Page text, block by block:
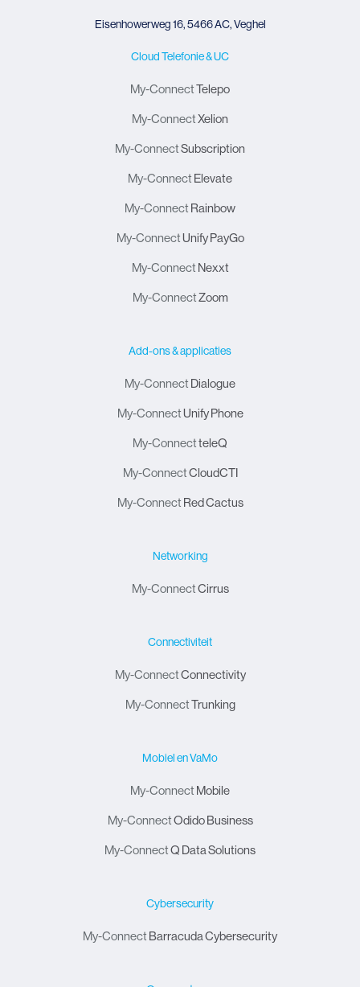
Eisenhowerweg 16, 5466 AC, Veghel
Cloud Telefonie & UC
My-ConnectTelepo
My-ConnectXelion
My-ConnectSubscription
My-Connect Elevate
My-Connect Rainbow
My-ConnectUnify PayGo
My-Connect Nexxt
My-ConnectZoom
Add-ons & applicaties
My-Connect Dialogue
My-ConnectUnify Phone
My-ConnectteleQ
My-ConnectCloudCTI
My-Connect Red Cactus
Networking
My-ConnectCirrus
Connectiviteit
My-ConnectConnectivity
My-ConnectTrunking
Mobiel en VaMo
My-Connect Mobile
My-ConnectOdido Business
My-ConnectQ Data Solutions
Cybersecurity
My-Connect Barracuda Cybersecurity